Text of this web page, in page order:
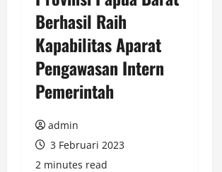
Berhasil Raih
Kapabilitas Aparat
Pengawasan Intern
Pemerintah
admin
3 Februari 2023
2 minutes read